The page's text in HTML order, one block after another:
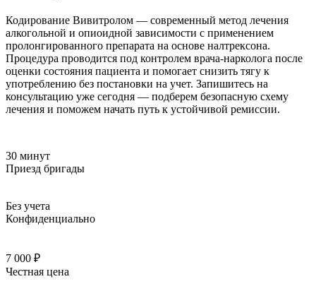
Кодирование Вивитролом — современный метод лечения
алкогольной и опиоидной зависимости с применением
пролонгированного препарата на основе налтрексона.
Процедура проводится под контролем врача-нарколога после
оценки состояния пациента и помогает снизить тягу к
употреблению без постановки на учет. Запишитесь на
консультацию уже сегодня — подберем безопасную схему
лечения и поможем начать путь к устойчивой ремиссии.
30 минут
Приезд бригады
Без учета
Конфиденциально
7 000 ₽
Честная цена